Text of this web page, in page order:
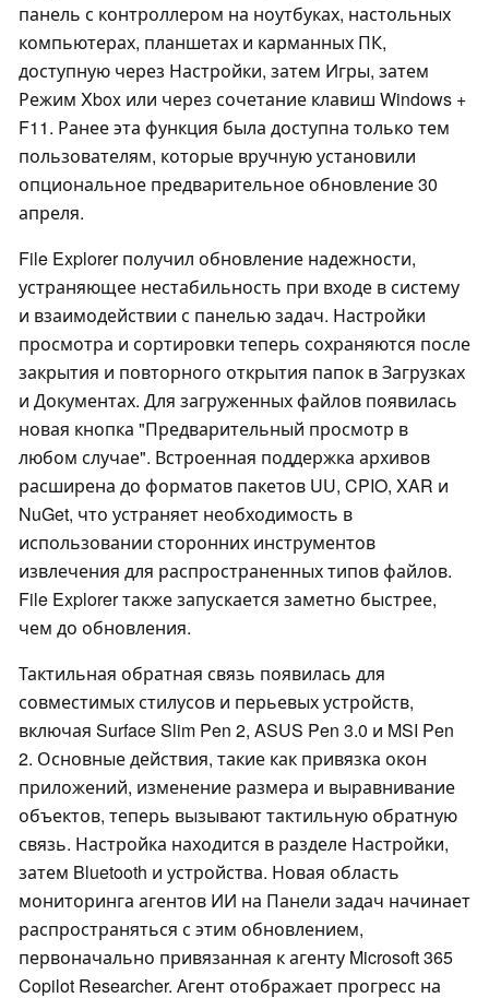
панель с контроллером на ноутбуках, настольных
компьютерах, планшетах и карманных ПК,
доступную через Настройки, затем Игры, затем
Режим Xbox или через сочетание клавиш Windows +
F11. Ранее эта функция была доступна только тем
пользователям, которые вручную установили
опциональное предварительное обновление 30
апреля.
File Explorer получил обновление надежности,
устраняющее нестабильность при входе в систему
и взаимодействии с панелью задач. Настройки
просмотра и сортировки теперь сохраняются после
закрытия и повторного открытия папок в Загрузках
и Документах. Для загруженных файлов появилась
новая кнопка "Предварительный просмотр в
любом случае". Встроенная поддержка архивов
расширена до форматов пакетов UU, CPIO, XAR и
NuGet, что устраняет необходимость в
использовании сторонних инструментов
извлечения для распространенных типов файлов.
File Explorer также запускается заметно быстрее,
чем до обновления.
Тактильная обратная связь появилась для
совместимых стилусов и перьевых устройств,
включая Surface Slim Pen 2, ASUS Pen 3.0 и MSI Pen
2. Основные действия, такие как привязка окон
приложений, изменение размера и выравнивание
объектов, теперь вызывают тактильную обратную
связь. Настройка находится в разделе Настройки,
затем Bluetooth и устройства. Новая область
мониторинга агентов ИИ на Панели задач начинает
распространяться с этим обновлением,
первоначально привязанная к агенту Microsoft 365
Copilot Researcher. Агент отображает прогресс на